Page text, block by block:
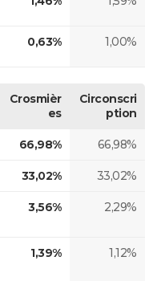
0,63% 1,00%
Crosmièr
es
Circonscri
ption
66,98% 66,98%
33,02% 33,02%
3,56% 2,29%
1,39% 1,12%